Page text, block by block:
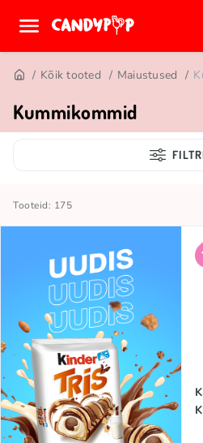
Kõik tooted Maiustused
Kummikommid
Tooteid: 175